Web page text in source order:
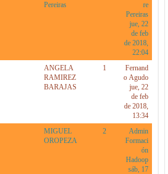
Pereiras
re
Pereiras
jue, 22
de feb
de 2018,
22:04
ANGELA
RAMIREZ
BARAJAS
1
Fernand
o Agudo
jue, 22
de feb
de 2018,
13:34
MIGUEL
OROPEZA
2
Admin
Formaci
ón
Hadoop
sáb, 17